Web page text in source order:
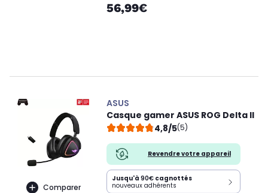
56,99€
Comparer
ASUS
Casque gamer ASUS ROG Delta II
4,8/5(5)
Revendre votre appareil
Jusqu'à 90€ cagnottés
nouveaux adhérents